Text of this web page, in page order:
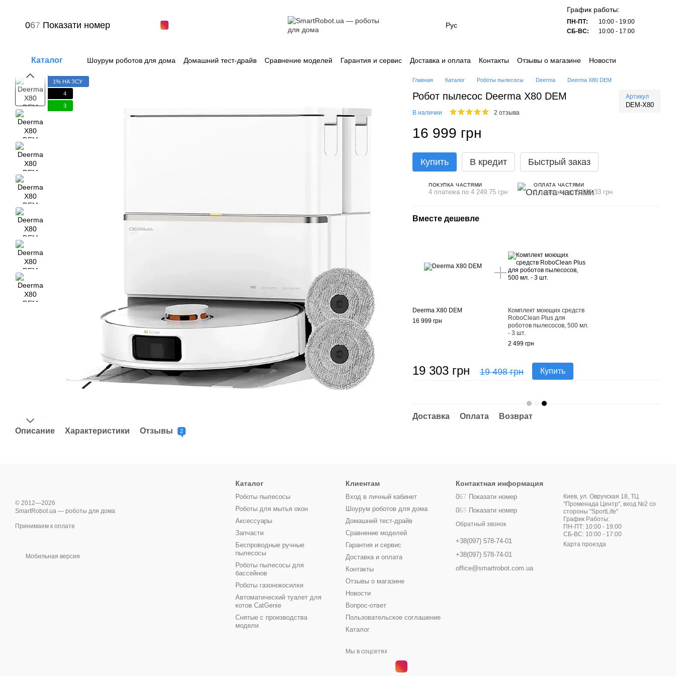
067 Показати номер Рус
График работы:
ПН-ПТ:
10:00 - 19:00
СБ-ВС:
10:00 - 17:00
Каталог Шоурум роботов для дома Домашний тест-драйв Сравнение моделей Гарантия и сервис Доставка и оплата Контакты Отзывы о магазине
Новости
1% НА ЗСУ
4
3
Описание Характеристики Отзывы 2
Главная Каталог Роботы пылесосы Deerma Deerma X80 DEM
Робот пылесос Deerma X80 DEM Артикул
DEM-X80
В наличии 2 отзыва
16 999 грн
Купить В кредит Быстрый заказ
ПОКУПКА ЧАСТЯМИ
4 платежа по 4 249.75 грн
ОПЛАТА ЧАСТЯМИ
3 платежа по 5 666.33 грн
Вместе дешевле
Deerma X80 DEM
16 999 грн
Комплект моющих средств
RoboClean Plus для
роботов пылесосов, 500 мл.
- 3 шт.
2 499 грн
19 303 грн 19 498 грн Купить
Доставка Оплата Возврат
© 2012—2026
SmartRobot.ua — роботы для дома
Принимаем к оплате
Мобильная версия
Каталог
Роботы пылесосы
Роботы для мытья окон
Аксессуары
Запчасти
Беспроводные ручные
пылесосы
Роботы пылесосы для
бассейнов
Роботы газонокосилки
Автоматический туалет для
котов CatGenie
Снятые с производства
модели
Клиентам
Вход в личный кабинет
Шоурум роботов для дома
Домашний тест-драйв
Сравнение моделей
Гарантия и сервис
Доставка и оплата
Контакты
Отзывы о магазине
Новости
Вопрос-ответ
Пользовательское соглашение
Каталог
Мы в соцсетях
Контактная информация
067 Показати номер
063 Показати номер
Обратный звонок
+38(097) 578-74-01
+38(097) 578-74-01
office@smartrobot.com.ua
Киев, ул. Овручская 18, ТЦ
"Променада Центр", вход №2 со
стороны "SportLife"
График Работы:
ПН-ПТ: 10:00 - 19:00
СБ-ВС: 10:00 - 17:00
Карта проезда